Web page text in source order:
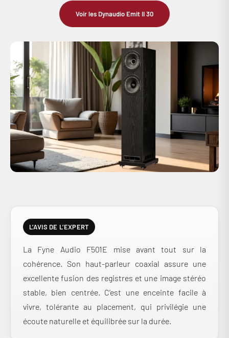
Voir les Dynaudio Emit II 30
L’AVIS DE L’EXPERT
La Fyne Audio F501E mise avant tout sur la
cohérence. Son haut-parleur coaxial assure une
excellente fusion des registres et une image stéréo
stable, bien centrée. C’est une enceinte facile à
vivre, tolérante au placement, qui privilégie une
écoute naturelle et équilibrée sur la durée.